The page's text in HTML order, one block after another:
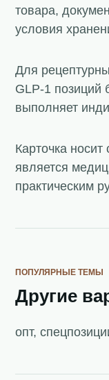
товара,
условия
Для
GLP-1 позиций
выполняет
Карточка
является
практическим
ПОПУЛЯРНЫЕ ТЕМЫ
Другие
опт,